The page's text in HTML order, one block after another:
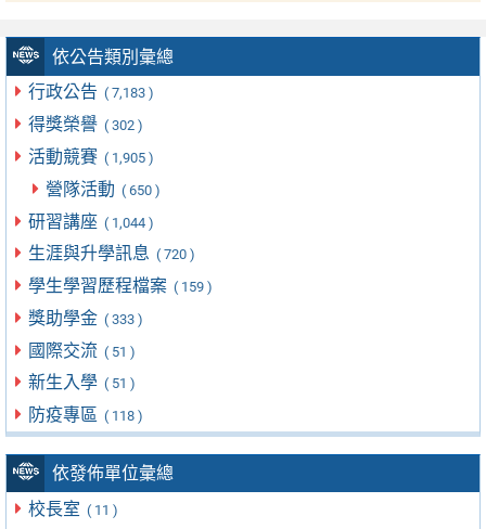
依公告類別彙總
行政公告 ( 7,183 )
得獎榮譽 ( 302 )
活動競賽 ( 1,905 )
營隊活動 ( 650 )
研習講座 ( 1,044 )
生涯與升學訊息 ( 720 )
學生學習歷程檔案 ( 159 )
獎助學金 ( 333 )
國際交流 ( 51 )
新生入學 ( 51 )
防疫專區 ( 118 )
依發佈單位彙總
校長室 ( 11 )